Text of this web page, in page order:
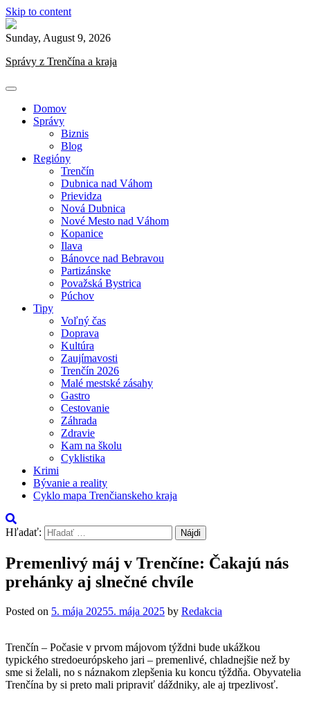
Skip to content
Sunday, August 9, 2026
Správy z Trenčína a kraja
Domov
Správy
Biznis
Blog
Regióny
Trenčín
Dubnica nad Váhom
Prievidza
Nová Dubnica
Nové Mesto nad Váhom
Kopanice
Ilava
Bánovce nad Bebravou
Partizánske
Považská Bystrica
Púchov
Tipy
Voľný čas
Doprava
Kultúra
Zaujímavosti
Trenčín 2026
Malé mestské zásahy
Gastro
Cestovanie
Záhrada
Zdravie
Kam na školu
Cyklistika
Krimi
Bývanie a reality
Cyklo mapa Trenčianskeho kraja
Hľadať:
Premenlivý máj v Trenčíne: Čakajú nás
prehánky aj slnečné chvíle
Posted on 5. mája 20255. mája 2025 by Redakcia
Trenčín – Počasie v prvom májovom týždni bude ukážkou
typického stredoeurópskeho jari – premenlivé, chladnejšie než by
sme si želali, no s náznakom zlepšenia ku koncu týždňa. Obyvatelia
Trenčína by si preto mali pripraviť dáždniky, ale aj trpezlivosť.